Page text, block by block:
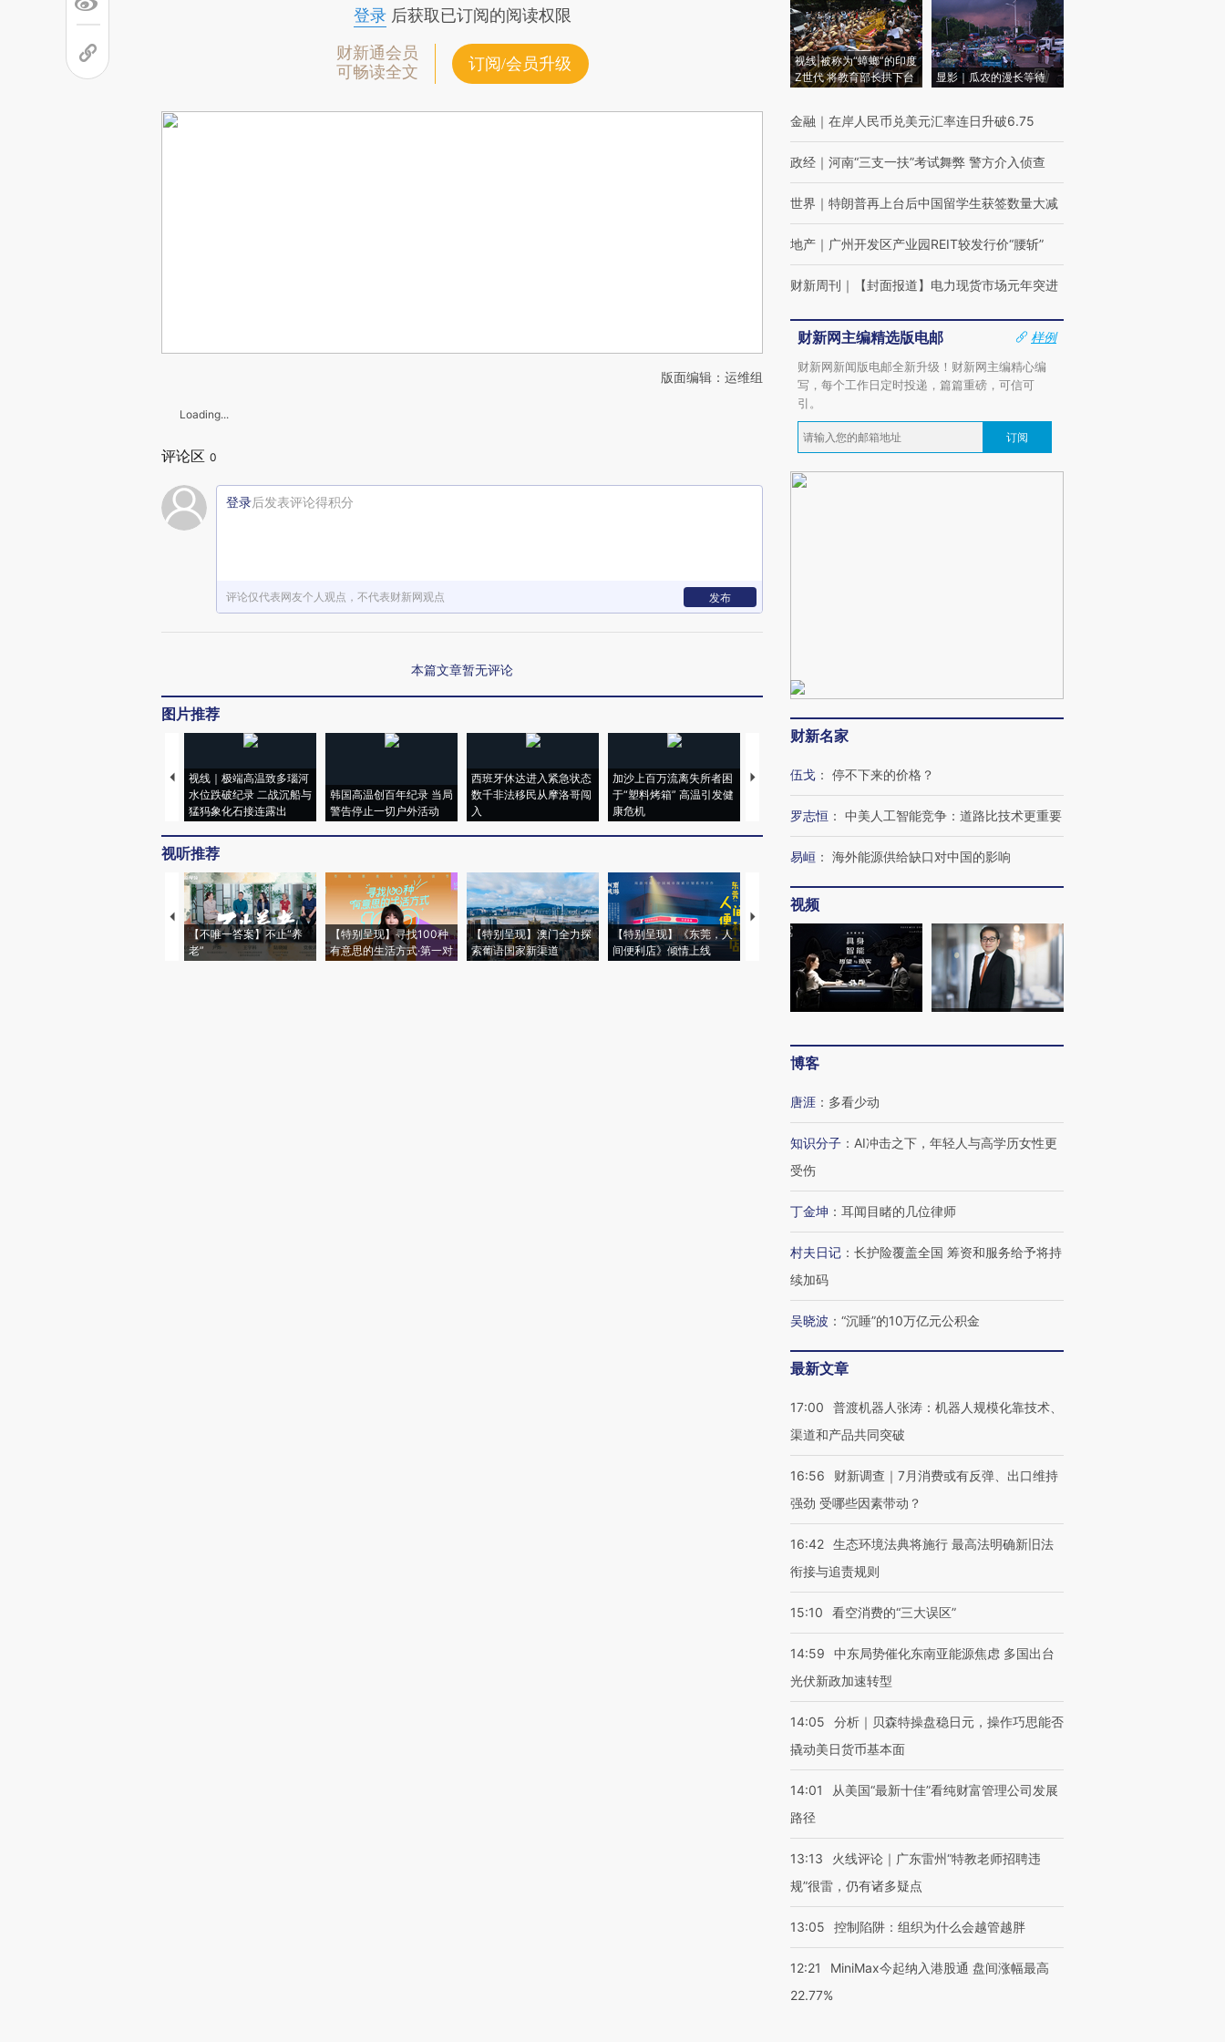
登录后获取已订阅的阅读权限
财新通会员
可畅读全文
订阅/会员升级
版面编辑：运维组
Loading...
评论区 0
登录后发表评论得积分
评论仅代表网友个人观点，不代表财新网观点 发布
本篇文章暂无评论
图片推荐
视线｜极端高温致多瑙河
水位跌破纪录 二战沉船与
猛犸象化石接连露出
韩国高温创百年纪录 当局
警告停止一切户外活动
西班牙休达进入紧急状态
数千非法移民从摩洛哥闯
入
加沙上百万流离失所者困
于“塑料烤箱” 高温引发健
康危机
马航飞行员跨国走私7万
粒摇头丸 尿检体内含3种
视线｜HYROX的吸金
术：是什么让中产们甘
心“花钱找虐”？
泽连斯基密集出访美英 索
要防空导弹“救急”
视听推荐
【不唯一答案】不止“养
老”
【特别呈现】寻找100种
有意思的生活方式·第一对
【特别呈现】澳门全力探
索葡语国家新渠道
【特别呈现】《东莞，人
间便利店》倾情上线
【推广】走进第四届链博
会，让数智科技“链”接产
【特别呈现】寻找100种
有意思的生活方式·第三对
CFO：不靠规模取胜，华
住三大增长引擎是什么？
视线|被称为“蟑螂”的印度
Z世代 将教育部长拱下台
显影｜瓜农的漫长等待
金融 ｜ 在岸人民币兑美元汇率连日升破6.75
政经 ｜ 河南“三支一扶”考试舞弊 警方介入侦查
世界 ｜ 特朗普再上台后中国留学生获签数量大减
地产 ｜ 广州开发区产业园REIT较发行价“腰斩”
财新周刊 ｜ 【封面报道】电力现货市场元年突进
财新网主编精选版电邮
样例
财新网新闻版电邮全新升级！财新网主编精心编
写，每个工作日定时投递，篇篇重磅，可信可
引。
订阅
财新名家
伍戈 ： 停不下来的价格？
罗志恒 ： 中美人工智能竞争：道路比技术更重要
易峘 ： 海外能源供给缺口对中国的影响
视频
博客
唐涯 ： 多看少动
知识分子 ： AI冲击之下，年轻人与高学历女性更
受伤
丁金坤 ： 耳闻目睹的几位律师
村夫日记 ： 长护险覆盖全国 筹资和服务给予将持
续加码
吴晓波 ： “沉睡”的10万亿元公积金
最新文章
17:00
普渡机器人张涛：机器人规模化靠技术、
渠道和产品共同突破
16:56
财新调查｜7月消费或有反弹、出口维持
强劲 受哪些因素带动？
16:42 生态环境法典将施行 最高法明确新旧法
衔接与追责规则
15:10 看空消费的“三大误区”
14:59
中东局势催化东南亚能源焦虑 多国出台
光伏新政加速转型
14:05
分析｜贝森特操盘稳日元，操作巧思能否
撬动美日货币基本面
14:01
从美国“最新十佳”看纯财富管理公司发展
路径
13:13
火线评论｜广东雷州“特教老师招聘违
规”很雷，仍有诸多疑点
13:05 控制陷阱：组织为什么会越管越胖
12:21
MiniMax今起纳入港股通 盘间涨幅最高
22.77%